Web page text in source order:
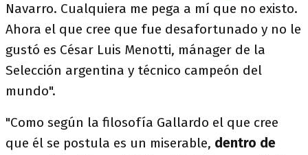
Navarro. Cualquiera me pega a mí que no existo.
Ahora el que cree que fue desafortunado y no le
gustó es César Luis Menotti, mánager de la
Selección argentina y técnico campeón del
mundo".
"Como según la filosofía Gallardo el que cree
que él se postula es un miserable, dentro de